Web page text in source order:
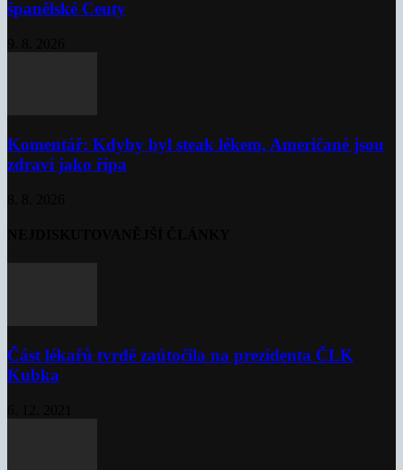
španělské Ceuty
Komentář: Kdyby byl steak lékem, Američané jsou
zdraví jako řípa
Část lékařů tvrdě zaútočila na prezidenta ČLK
Kubka